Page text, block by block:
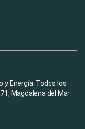
y Energía. Todos los
Magdalena del Mar